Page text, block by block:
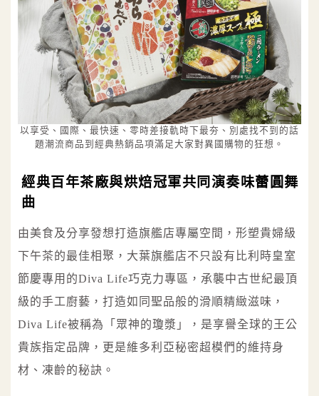
以享受、國際、最快速、零時差接軌時下最夯、別處找不到的話
題潮流商品到經典熱銷品項滿足大家對異國購物的狂想。
經典百年茶廠與烘焙冠軍共同演奏味蕾圓舞
曲
由美食及分享發想打造旗艦店專屬空間，形塑貴婦級
下午茶的最佳相聚，大葉旗艦店不只設有比利時皇室
節慶專用的Diva Life巧克力專區，承襲中古世紀最頂
級的手工廚藝，打造如同聖品般的滑順精緻滋味，
Diva Life被稱為「眾神的瓊漿」，是享譽全球的王公
貴族指定品牌，更是維多利亞秘密超模們的維持身
材、凍齡的秘訣。